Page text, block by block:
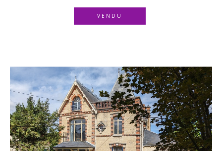
VENDU